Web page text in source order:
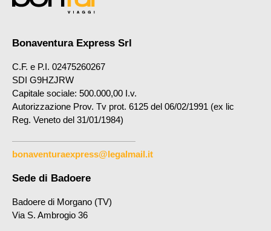
Bonaventura Express Srl
C.F. e P.I. 02475260267
SDI G9HZJRW
Capitale sociale: 500.000,00 I.v.
Autorizzazione Prov. Tv prot. 6125 del 06/02/1991 (ex lic
Reg. Veneto del 31/01/1984)
bonaventuraexpress@legalmail.it
Sede di Badoere
Badoere di Morgano (TV)
Via S. Ambrogio 36